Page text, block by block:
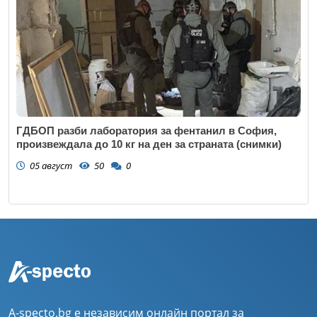
ГДБОП разби лаборатория за фентанил в София,
произвеждала до 10 кг на ден за страната (снимки)
05 август 50 0
A-specto.bg е независим онлайн портал за